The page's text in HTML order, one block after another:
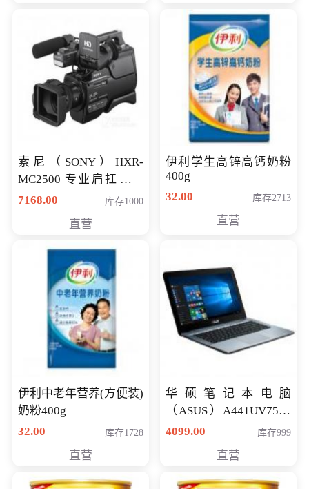
索尼（SONY）HXR-
MC2500 专业肩扛式存
储卡全高清摄录一体机
清入门级摄像机
7168.00 库存1000
直营
伊利学生高锌高钙奶粉
400g
32.00
库存2713
直营
伊利中老年营养(方便装)
奶粉400g
32.00
库存1728
直营
华硕笔记本电脑
（ASUS）A441UV7500
顽石（7代i7-7500U 4G
4099.00 库存999
直营